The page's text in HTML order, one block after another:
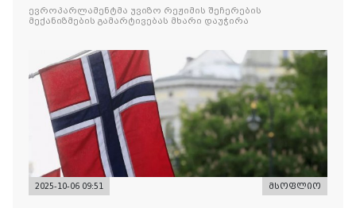
ევროპარლამენტმა უვიზო რეჟიმის შეჩერების
მექანიზმების გამარტივებას მხარი დაუჭირა
2025-10-06 09:51 მსოფლიო